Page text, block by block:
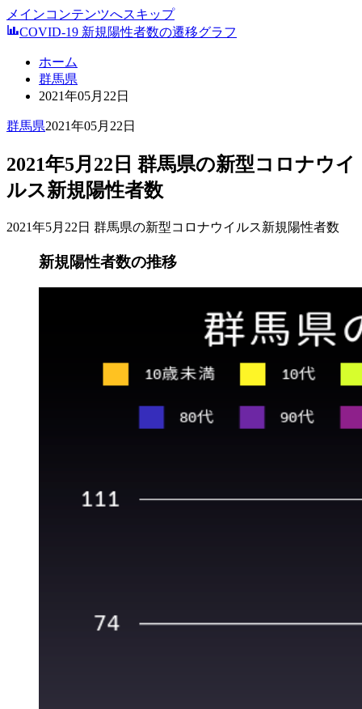
メインコンテンツへスキップ
COVID-19 新規陽性者数の遷移グラフ
ホーム
群馬県
2021年05月22日
群馬県2021年05月22日
2021年5月22日 群馬県の新型コロナウイ
ルス新規陽性者数
2021年5月22日 群馬県の新型コロナウイルス新規陽性者数
新規陽性者数の推移